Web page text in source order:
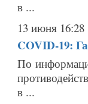
в ...
13 июня 16:28
COVID-19:
По
в ...